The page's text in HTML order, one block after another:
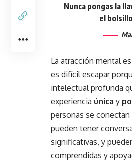
Nunca pongas la
el
La atracción mental
es difícil escapar
intelectual profunda
experiencia única y
personas se
pueden tener
significativas, y
comprendidas y